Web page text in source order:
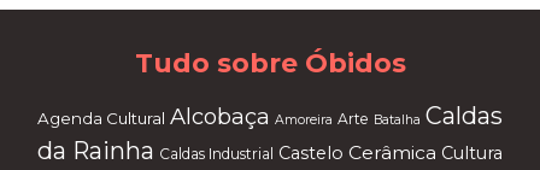
Tudo sobre Óbidos
Agenda Cultural Alcobaça Amoreira Arte Batalha Caldas
da Rainha Caldas Industrial Castelo Cerâmica Cultura